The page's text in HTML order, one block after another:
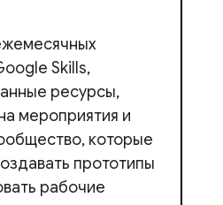
Skills,
ресурсы,
мероприятия и
которые
прототипы
рабочие